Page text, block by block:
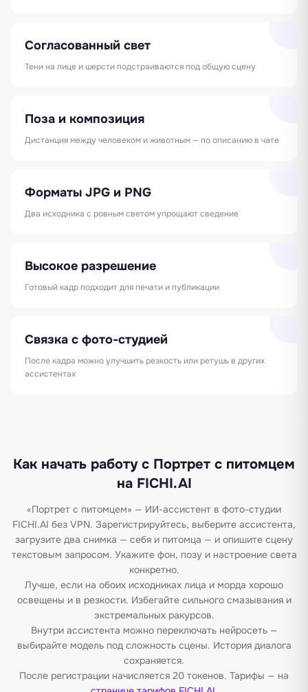
Согласованный свет
Тени на лице и шерсти подстраиваются под общую сцену
Поза и композиция
Дистанция между человеком и животным — по описанию в чате
Форматы JPG и PNG
Два исходника с ровным светом упрощают сведение
Высокое разрешение
Готовый кадр подходит для печати и публикации
Связка с фото-студией
После кадра можно улучшить резкость или ретушь в других
ассистентах
Как начать работу с Портрет с питомцем
на FICHI.AI
«Портрет с питомцем» — ИИ-ассистент в фото-студии
FICHI.AI без VPN. Зарегистрируйтесь, выберите ассистента,
загрузите два снимка — себя и питомца — и опишите сцену
текстовым запросом. Укажите фон, позу и настроение света
конкретно.
Лучше, если на обоих исходниках лица и морда хорошо
освещены и в резкости. Избегайте сильного смазывания и
экстремальных ракурсов.
Внутри ассистента можно переключать нейросеть —
выбирайте модель под сложность сцены. История диалога
сохраняется.
После регистрации начисляется 20 токенов. Тарифы — на